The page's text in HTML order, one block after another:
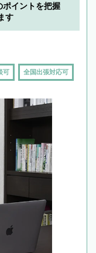
ポイントを把握
す
可 全国出張対応可